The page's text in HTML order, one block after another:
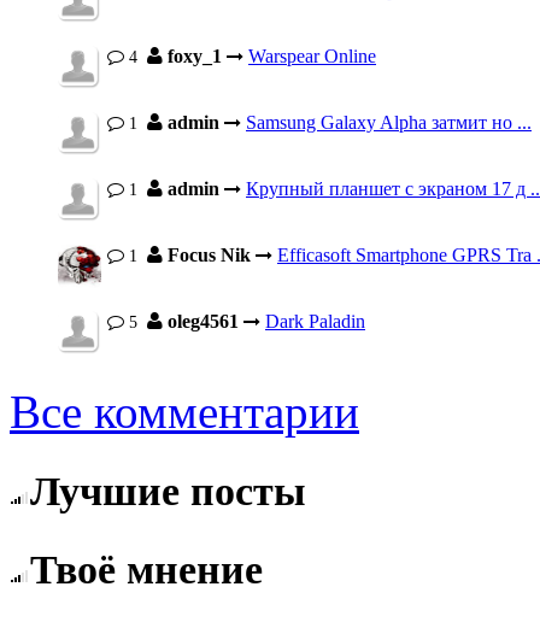
4 foxy_1 Warspear Online
1 admin Samsung Galaxy Alpha затмит но ...
1 admin Крупный планшет с экраном 17 д
1 Focus Nik Efficasoft Smartphone GPRS Tra
5 oleg4561 Dark Paladin
Все комментарии
Лучшие посты
Твоё мнение